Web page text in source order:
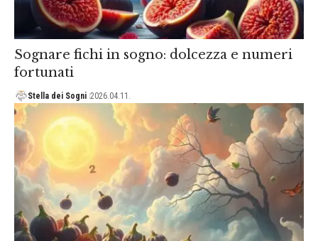
Sognare fichi in sogno: dolcezza e numeri
fortunati
Stella dei Sogni 2026.04.11.